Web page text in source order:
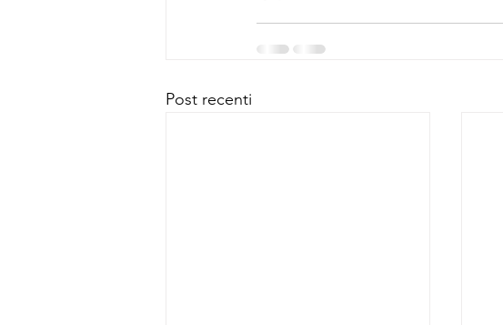
Post recenti